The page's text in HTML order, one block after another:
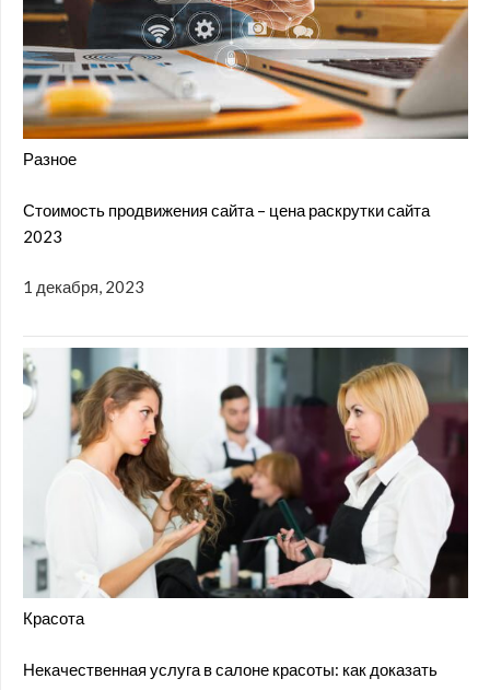
Разное
Стоимость продвижения сайта – цена раскрутки сайта
2023
1 декабря, 2023
Красота
Некачественная услуга в салоне красоты: как доказать